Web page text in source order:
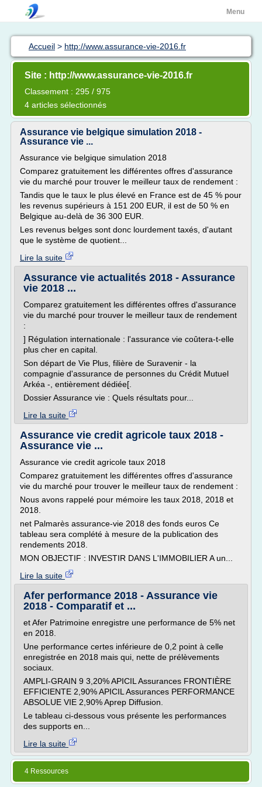
Menu
Accueil > http://www.assurance-vie-2016.fr
Site : http://www.assurance-vie-2016.fr
Classement : 295 / 975
4 articles sélectionnés
Assurance vie belgique simulation 2018 -
Assurance vie ...
Assurance vie belgique simulation 2018
Comparez gratuitement les différentes offres d'assurance
vie du marché pour trouver le meilleur taux de rendement :
Tandis que le taux le plus élevé en France est de 45 % pour
les revenus supérieurs à 151 200 EUR, il est de 50 % en
Belgique au-delà de 36 300 EUR.
Les revenus belges sont donc lourdement taxés, d'autant
que le système de quotient...
Lire la suite
Assurance vie actualités 2018 - Assurance
vie 2018 ...
Comparez gratuitement les différentes offres d'assurance
vie du marché pour trouver le meilleur taux de rendement
:
] Régulation internationale : l'assurance vie coûtera-t-elle
plus cher en capital.
Son départ de Vie Plus, filière de Suravenir - la
compagnie d'assurance de personnes du Crédit Mutuel
Arkéa -, entièrement dédiée[.
Dossier Assurance vie : Quels résultats pour...
Lire la suite
Assurance vie credit agricole taux 2018 -
Assurance vie ...
Assurance vie credit agricole taux 2018
Comparez gratuitement les différentes offres d'assurance
vie du marché pour trouver le meilleur taux de rendement :
Nous avons rappelé pour mémoire les taux 2018, 2018 et
2018.
net Palmarès assurance-vie 2018 des fonds euros Ce
tableau sera complété à mesure de la publication des
rendements 2018.
MON OBJECTIF : INVESTIR DANS L'IMMOBILIER A un...
Lire la suite
Afer performance 2018 - Assurance vie
2018 - Comparatif et ...
et Afer Patrimoine enregistre une performance de 5% net
en 2018.
Une performance certes inférieure de 0,2 point à celle
enregistrée en 2018 mais qui, nette de prélèvements
sociaux.
AMPLI-GRAIN 9 3,20% APICIL Assurances FRONTIÈRE
EFFICIENTE 2,90% APICIL Assurances PERFORMANCE
ABSOLUE VIE 2,90% Aprep Diffusion.
Le tableau ci-dessous vous présente les performances
des supports en...
Lire la suite
4 Ressources